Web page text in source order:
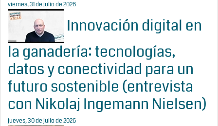
viernes, 31 de julio de 2026
Innovación digital en
la ganadería: tecnologías,
datos y conectividad para un
futuro sostenible (entrevista
con Nikolaj Ingemann Nielsen)
jueves, 30 de julio de 2026